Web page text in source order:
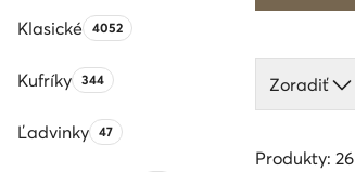
KlasickéPočet produktov:
4052
KufríkyPočet produktov:
344
ĽadvinkyPočet produktov:
47
Zoradiť
Produkty: 26